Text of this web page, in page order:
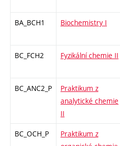
BA_BCH1 Biochemistry I
BC_FCH2 Fyzikální chemie II
BC_ANC2_P
Praktikum z
analytické chemie
II
BC_OCH_P
Praktikum z